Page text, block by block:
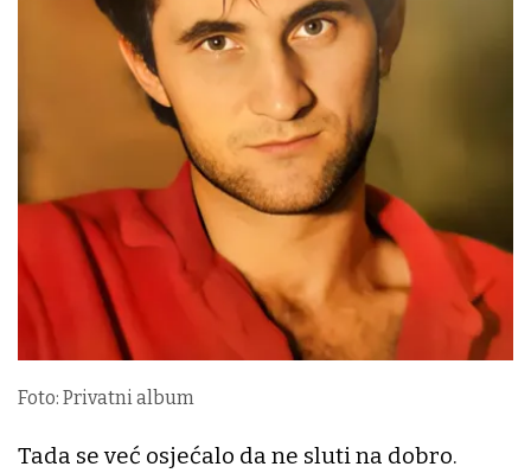
Foto: Privatni album
Tada se već osjećalo da ne sluti na dobro.